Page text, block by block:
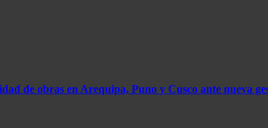
de obras en Arequipa, Puno y Cusco ante nueva